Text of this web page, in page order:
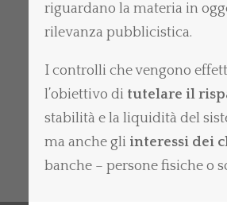
riguardano la materia in
rilevanza pubblicistica.
I controlli che vengono
l’obiettivo di tutelare il
stabilità e la liquidità del
ma anche gli interessi dei
banche – persone fisiche o